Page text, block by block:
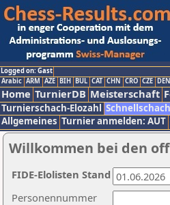
Logged on: Gast
Arabic ARM AZE BIH BUL CAT CHN CRO CZE DEN
Home TurnierDB Meisterschaft
Turnierschach-Elozahl
Allgemeines Turnier anmelden: AUT
Willkommen bei den
Personennummer
FIDE-Elolisten Stand